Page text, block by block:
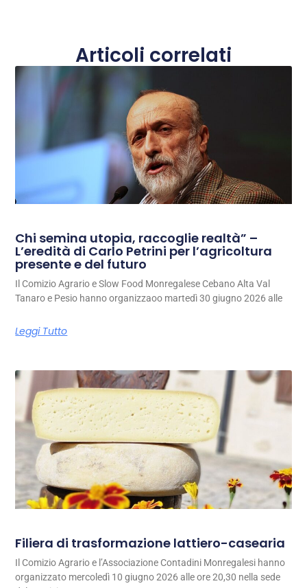
Articoli correlati
Chi semina utopia, raccoglie realtà” –
L’eredità di Carlo Petrini per l’agricoltura
presente e del futuro
Il Comizio Agrario e Slow Food Monregalese Cebano Alta Val
Tanaro e Pesio hanno organizzaoo martedì 30 giugno 2026 alle
Leggi Tutto
Filiera di trasformazione lattiero-casearia
Il Comizio Agrario e l’Associazione Contadini Monregalesi hanno
organizzato mercoledì 10 giugno 2026 alle ore 20,30 nella sede